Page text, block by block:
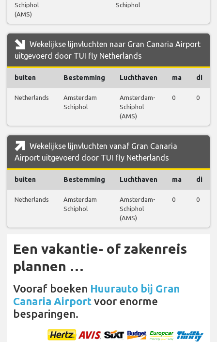
Schiphol
(AMS)
Schiphol
Wekelijkse lijnvluchten naar Gran Canaria Airport
uitgevoerd door TUI fly Netherlands
buiten Bestemming Luchthaven ma di
Netherlands
Amsterdam
Schiphol
Amsterdam-
Schiphol
(AMS)
0 0
Wekelijkse lijnvluchten vanaf Gran Canaria
Airport uitgevoerd door TUI fly Netherlands
buiten Bestemming Luchthaven ma di
Netherlands
Amsterdam
Schiphol
Amsterdam-
Schiphol
(AMS)
0 0
Een vakantie- of zakenreis
plannen …
Vooraf boeken Huurauto bij Gran
Canaria Airport voor enorme
besparingen.